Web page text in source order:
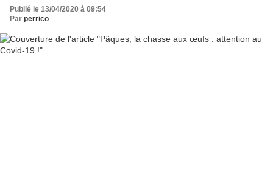
Publié le 13/04/2020 à 09:54
Par perrico